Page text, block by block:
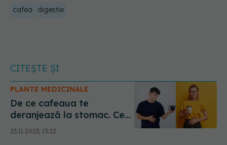
cafea digestie
CITEȘTE ȘI
PLANTE MEDICINALE
De ce cafeaua te
deranjează la stomac. Ce
trebuie să schimbi dacă
vrei să mai bei cafea. Cum
23.11.2023, 13:22